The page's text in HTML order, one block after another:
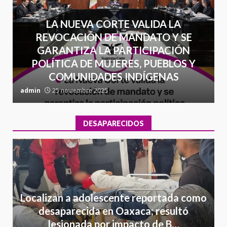
LA NUEVA CORTE VALIDA LA
REVOCACIÓN DE MANDATO Y SE
GARANTIZA LA PARTICIPACIÓN
POLÍTICA DE MUJERES, PUEBLOS Y
COMUNIDADES INDÍGENAS
admin 25 noviembre 2025
DESAPARECIDOS
Localizan a adolescente reportada como
desaparecida en Oaxaca; resultó
lesionada por impacto de B…